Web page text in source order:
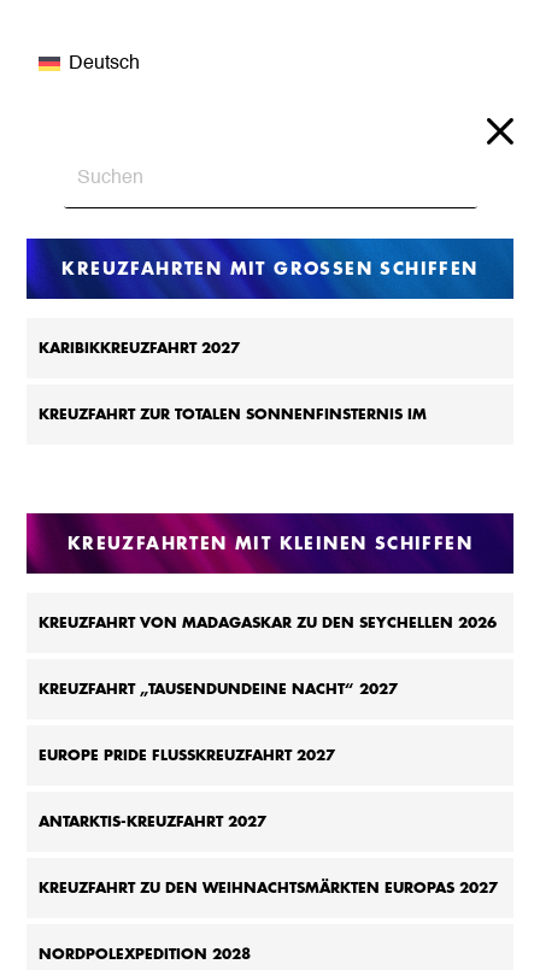
Deutsch
KREUZFAHRTEN MIT GROSSEN SCHIFFEN
KARIBIKKREUZFAHRT 2027
KREUZFAHRT ZUR TOTALEN SONNENFINSTERNIS IM
KREUZFAHRTEN MIT KLEINEN SCHIFFEN
KREUZFAHRT VON MADAGASKAR ZU DEN SEYCHELLEN 2026
KREUZFAHRT „TAUSENDUNDEINE NACHT“ 2027
EUROPE PRIDE FLUSSKREUZFAHRT 2027
ANTARKTIS-KREUZFAHRT 2027
KREUZFAHRT ZU DEN WEIHNACHTSMÄRKTEN EUROPAS 2027
NORDPOLEXPEDITION 2028